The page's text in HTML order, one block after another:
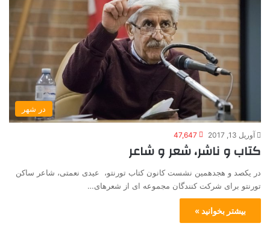
در شهر
آوریل 13, 2017 47,647
کتاب و ناشر، شعر و شاعر
در یکصد و هجدهمین نشست کانون کتاب تورنتو، عیدی نعمتی، شاعر ساکن
تورنتو برای شرکت کنندگان مجموعه ای از شعرهای…
بیشتر بخوانید »